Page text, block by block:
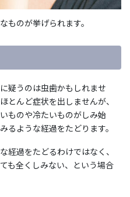
ものが挙げられます。
疑うのは虫歯かもしれませ
とんど症状を出しませんが、
ものや冷たいものがしみ始
るような経過をたどります。
経過をたどるわけではなく、
も全くしみない、という場合